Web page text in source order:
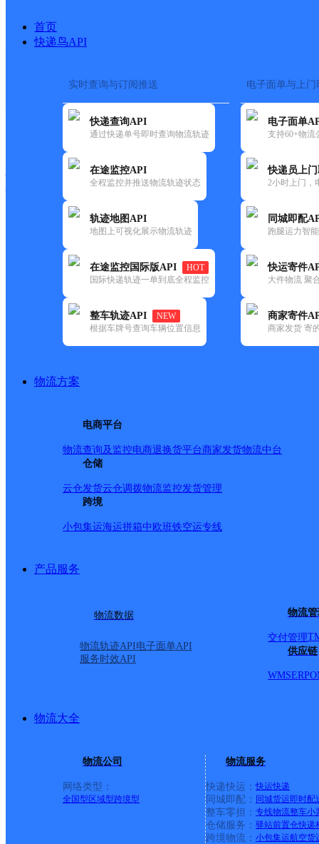
首页
快递鸟API
实时查询与订阅推送
快递查询API
通过快递单号即时查询物流轨迹
在途监控API
全程监控并推送物流轨迹状态
轨迹地图API
地图上可视化展示物流轨迹
在途监控国际版API
HOT
国际快递轨迹一单到底全程监控
整车轨迹API
NEW
根据车牌号查询车辆位置信息
电子面单与上门
电子面单
支持60+物流
快递员上
2小时上门，
同城即配
跑腿运力智
快运寄件
大件物流 聚
商家寄件
商家发货 寄
物流方案
电商平台
物流查询及监控电商退换货平台商家发货物流中台
仓储
云仓发货云仓调拨物流监控发货管理
跨境
小包集运海运拼箱中欧班铁空运专线
产品服务
物流数据
物流轨迹API电子面单API
服务时效API
物流
交付管理
供应链
WMSERP
物流大全
物流公司
网络类型：
全国型 区域型跨境型
物流服务
快递快运： 快运快递
同城即配： 同城货运即时配
整车零担： 专线物流整车小
仓储服务： 驿站前置仓快递
跨境物流： 小包集运航空货
快运大全 快递时效
邮政
高刘邮政支局
更新时间：2021-12-03 00:00:00
所属快递：邮政国内
所属区域：安徽省-合肥市-肥西县
网点地址：合肥市肥西县高刘镇北街
网点负责人：
中国邮政集团有限公司新疆维吾尔自治区叶城县